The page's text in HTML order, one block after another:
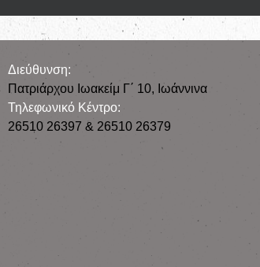
Διεύθυνση:
Πατριάρχου Ιωακείμ Γ΄ 10, Iωάννινα
Τηλεφωνικό Κέντρο:
26510 26397 & 26510 26379